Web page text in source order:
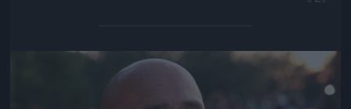
Jön még kép!